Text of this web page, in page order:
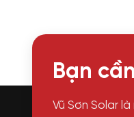
Bạn
Vũ Sơn Solar